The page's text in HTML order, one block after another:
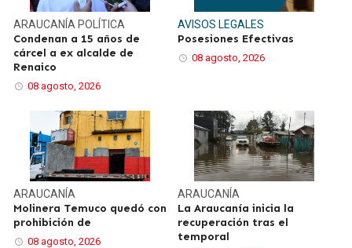
ARAUCANÍA POLÍTICA
Condenan a 15 años de
cárcel a ex alcalde de
Renaico
08 agosto, 2026
AVISOS LEGALES
Posesiones Efectivas
08 agosto, 2026
ARAUCANÍA
Molinera Temuco quedó con
prohibición de
08 agosto, 2026
ARAUCANÍA
La Araucanía inicia la
recuperación tras el
temporal